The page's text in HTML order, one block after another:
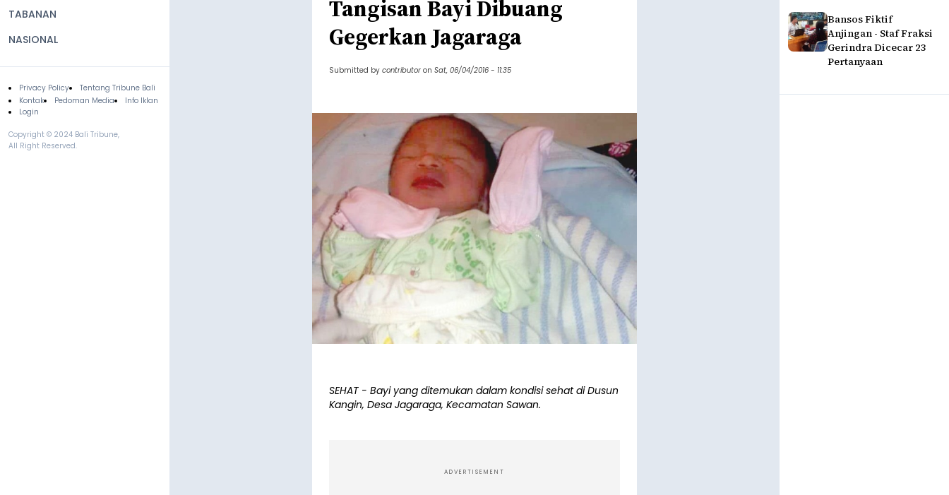
TABANAN
NASIONAL
Footer
Privacy Policy
Tentang Tribune Bali
Kontak
Pedoman Media
Info Iklan
Login
Copyright © 2024 Bali Tribune,
All Right Reserved.
Bansos Fiktif
Anjingan - Staf Fraksi
Gerindra Dicecar 23
Pertanyaan
Tangisan Bayi Dibuang
Gegerkan Jagaraga
Submitted by contributor on Sat, 06/04/2016 - 11:35
SEHAT - Bayi yang ditemukan dalam kondisi sehat di Dusun
Kangin, Desa Jagaraga, Kecamatan Sawan.
ADVERTISEMENT